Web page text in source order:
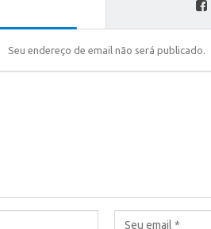
Seu endereço de email não será publicado.